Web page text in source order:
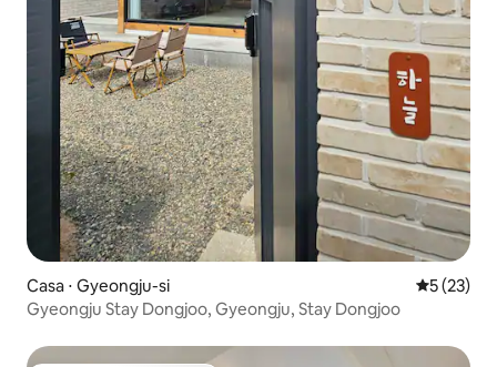
Casa ⋅ Gyeongju-si 5 de uma
5 (23)
Gyeongju Stay Dongjoo, Gyeongju, Stay Dongjoo